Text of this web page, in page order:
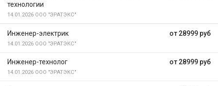
технологии
14.01.2026 ООО "ЭРАТЭКС"
от 28999 руб
Инженер-электрик
14.01.2026 ООО "ЭРАТЭКС"
от 28999 руб
Инженер-технолог
14.01.2026 ООО "ЭРАТЭКС"